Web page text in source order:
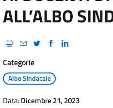
ALL’ALBO
Categorie
Albo Sindacale
Data:Dicembre 21, 2023